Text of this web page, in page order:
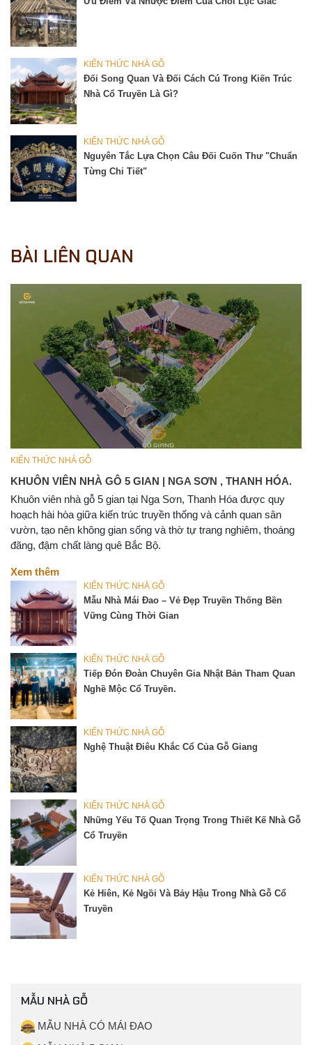
KIẾN THỨC NHÀ GỖ
Đối Song Quan Và Đối Cách Cú Trong Kiến Trúc
Nhà Cổ Truyền Là Gì?
KIẾN THỨC NHÀ GỖ
Nguyên Tắc Lựa Chọn Câu Đối Cuốn Thư "chuẩn
Từng Chi Tiết"
BÀI LIÊN QUAN
KIẾN THỨC NHÀ GỖ
KHUÔN VIÊN NHÀ GÔ 5 GIAN | NGA SƠN , THANH HÓA.
Khuôn viên nhà gỗ 5 gian tại Nga Sơn, Thanh Hóa được quy
hoạch hài hòa giữa kiến trúc truyền thống và cảnh quan sân
vườn, tạo nên không gian sống và thờ tự trang nghiêm, thoáng
đãng, đậm chất làng quê Bắc Bộ.
Xem thêm
KIẾN THỨC NHÀ GỖ
Mẫu Nhà Mái Đao – Vẻ Đẹp Truyền Thống Bền
Vững Cùng Thời Gian
KIẾN THỨC NHÀ GỖ
Tiếp Đón Đoàn Chuyên Gia Nhật Bản Tham Quan
Nghề Mộc Cổ Truyền.
KIẾN THỨC NHÀ GỖ
Nghệ Thuật Điêu Khắc Cổ Của Gỗ Giang
KIẾN THỨC NHÀ GỖ
Những Yếu Tố Quan Trọng Trong Thiết Kế Nhà Gỗ
Cổ Truyền
KIẾN THỨC NHÀ GỖ
Kẻ Hiên, Kẻ Ngồi Và Bảy Hậu Trong Nhà Gỗ Cổ
Truyền
MẪU NHÀ GỖ
MẪU NHÀ CÓ MÁI ĐAO